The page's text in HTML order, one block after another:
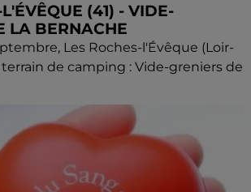
(41) - VIDE-
LA BERNACHE
Les Roches-l'Évêque (Loir-
de camping : Vide-greniers de